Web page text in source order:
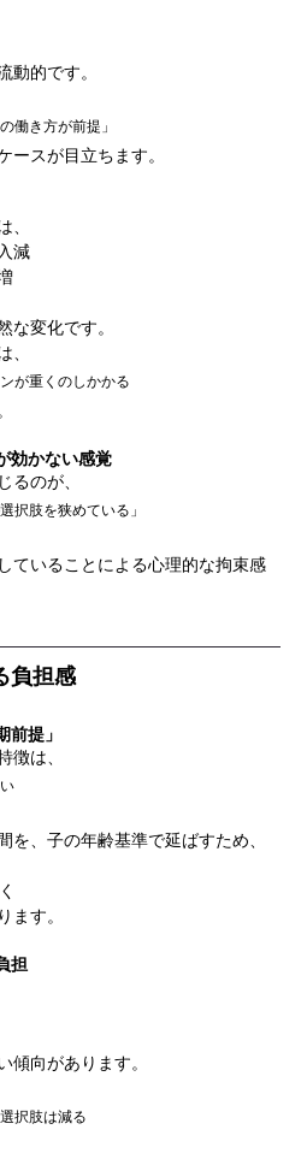
動的です。
働き方が前提」
ースが目立ちます。
、
減
な変化です。
、
が重くのしかかる
効かない感覚
るのが、
択肢を狭めている」
ていることによる心理的な拘束感
負担感
前提」
徴は、
を、子の年齢基準で延ばすため、
ます。
担
傾向があります。
択肢は減る